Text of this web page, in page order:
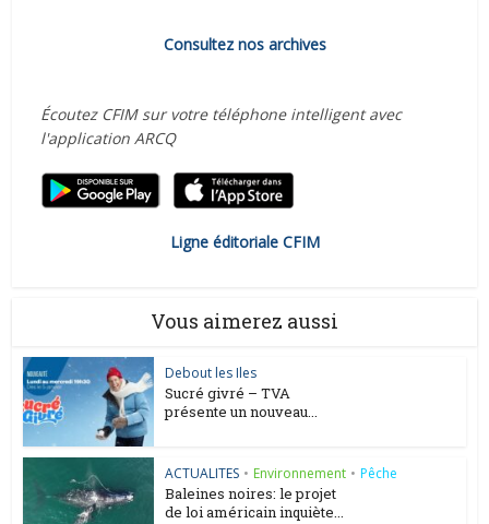
Consultez nos archives
Écoutez CFIM sur votre téléphone intelligent avec
l'application ARCQ
Ligne éditoriale CFIM
Vous aimerez aussi
Debout les Iles
Sucré givré – TVA
présente un nouveau...
ACTUALITES • Environnement • Pêche
Baleines noires: le projet
de loi américain inquiète...